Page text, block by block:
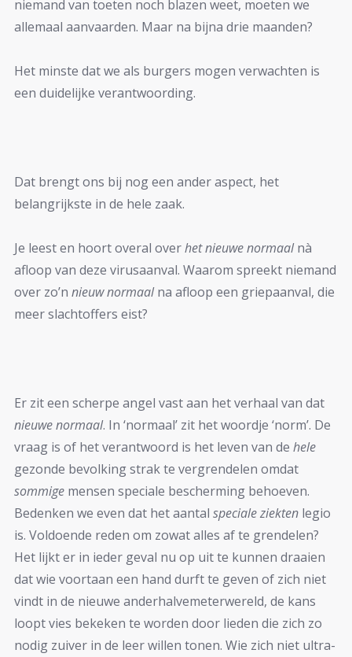
niemand van toeten noch blazen weet, moeten we
allemaal aanvaarden. Maar na bijna drie maanden?
Het minste dat we als burgers mogen verwachten is
een duidelijke verantwoording.
Dat brengt ons bij nog een ander aspect, het
belangrijkste in de hele zaak.
Je leest en hoort overal overhet nieuwe normaalnà
afloop van deze virusaanval. Waarom spreekt niemand
over zo’n nieuw normaalna afloop een griepaanval, die
meer slachtoffers eist?
Er zit een scherpe angel vast aan het verhaal van dat
nieuwe normaal. In ‘normaal’ zit het woordje ‘norm’. De
vraag is of het verantwoord is het leven van de hele
gezonde bevolking strak te vergrendelen omdat
sommige mensen speciale bescherming behoeven.
Bedenken we even dat het aantal speciale ziekten legio
is. Voldoende reden om zowat alles af te grendelen?
Het lijkt er in ieder geval nu op uit te kunnen draaien
dat wie voortaan een hand durft te geven of zich niet
vindt in de nieuwe anderhalvemeterwereld, de kans
loopt vies bekeken te worden door lieden die zich zo
nodig zuiver in de leer willen tonen. Wie zich niet ultra-